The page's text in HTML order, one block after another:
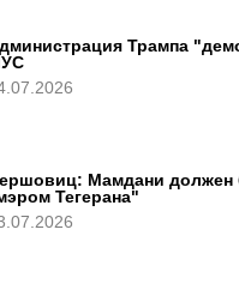
Трампа
Мамдани должен
Тегерана"